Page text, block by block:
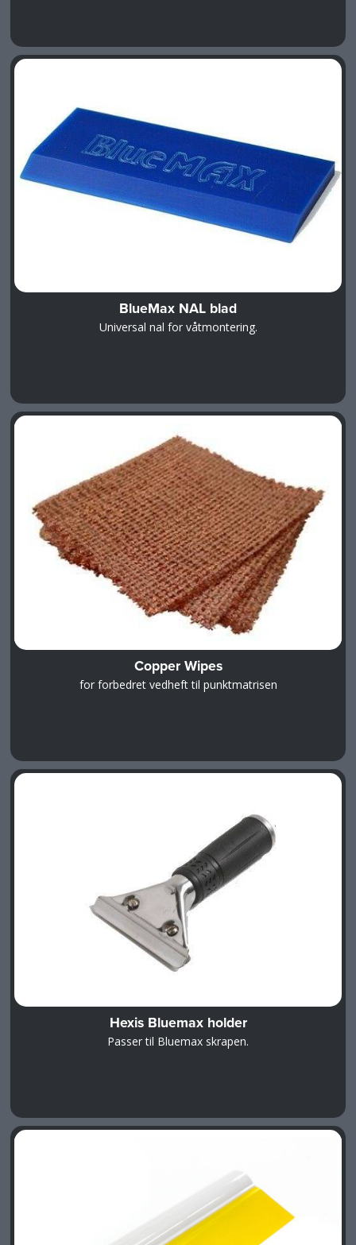
BlueMax NAL blad
Universal nal for våtmontering.
Copper Wipes
for forbedret vedheft til punktmatrisen
Hexis Bluemax holder
Passer til Bluemax skrapen.